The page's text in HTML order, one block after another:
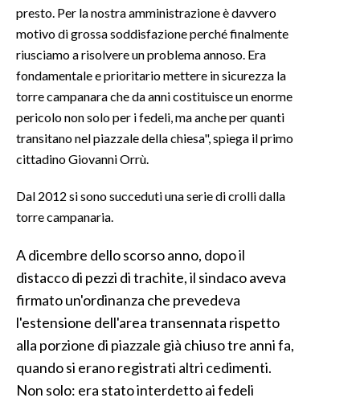
presto. Per la nostra amministrazione è davvero
motivo di grossa soddisfazione perché finalmente
riusciamo a risolvere un problema annoso. Era
fondamentale e prioritario mettere in sicurezza la
torre campanara che da anni costituisce un enorme
pericolo non solo per i fedeli, ma anche per quanti
transitano nel piazzale della chiesa", spiega il primo
cittadino Giovanni Orrù.
Dal 2012 si sono succeduti una serie di crolli dalla
torre campanaria.
A dicembre dello scorso anno, dopo il
distacco di pezzi di trachite, il sindaco aveva
firmato un'ordinanza che prevedeva
l'estensione dell'area transennata rispetto
alla porzione di piazzale già chiuso tre anni fa,
quando si erano registrati altri cedimenti.
Non solo: era stato interdetto ai fedeli